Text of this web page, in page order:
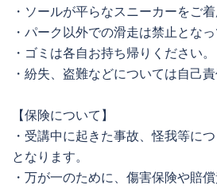
・ソールが平らなスニーカーをご着
・パーク以外での滑走は禁止となっ
・ゴミは各自お持ち帰りください。
・紛失、盗難などについては自己責
【保険について】
・受講中に起きた事故、怪我等に
となります。
・万が一のために、傷害保険や賠